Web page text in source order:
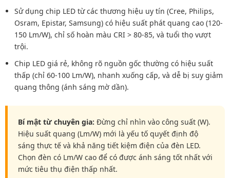
Sử dụng chip LED từ các thương hiệu uy tín (Cree, Philips,
Osram, Epistar, Samsung) có hiệu suất phát quang cao (120-
150 Lm/W), chỉ số hoàn màu CRI > 80-85, và tuổi thọ vượt
trội.
Chip LED giá rẻ, không rõ nguồn gốc thường có hiệu suất
thấp (chỉ 60-100 Lm/W), nhanh xuống cấp, và dễ bị suy giảm
quang thông (ánh sáng mờ dần).
Bí mật từ chuyên gia: Đừng chỉ nhìn vào công suất (W).
Hiệu suất quang (Lm/W) mới là yếu tố quyết định độ
sáng thực tế và khả năng tiết kiệm điện của đèn LED.
Chọn đèn có Lm/W cao để có được ánh sáng tốt nhất với
mức tiêu thụ điện thấp nhất.